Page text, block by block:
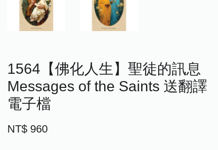
1564【佛化人生】聖徒的訊息
Messages of the Saints 送翻譯
電子檔
NT$ 960